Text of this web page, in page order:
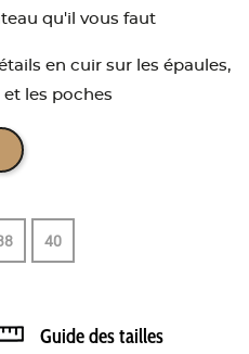
qu'il vous faut
en cuir sur les épaules,
et les poches
40
Guide des tailles